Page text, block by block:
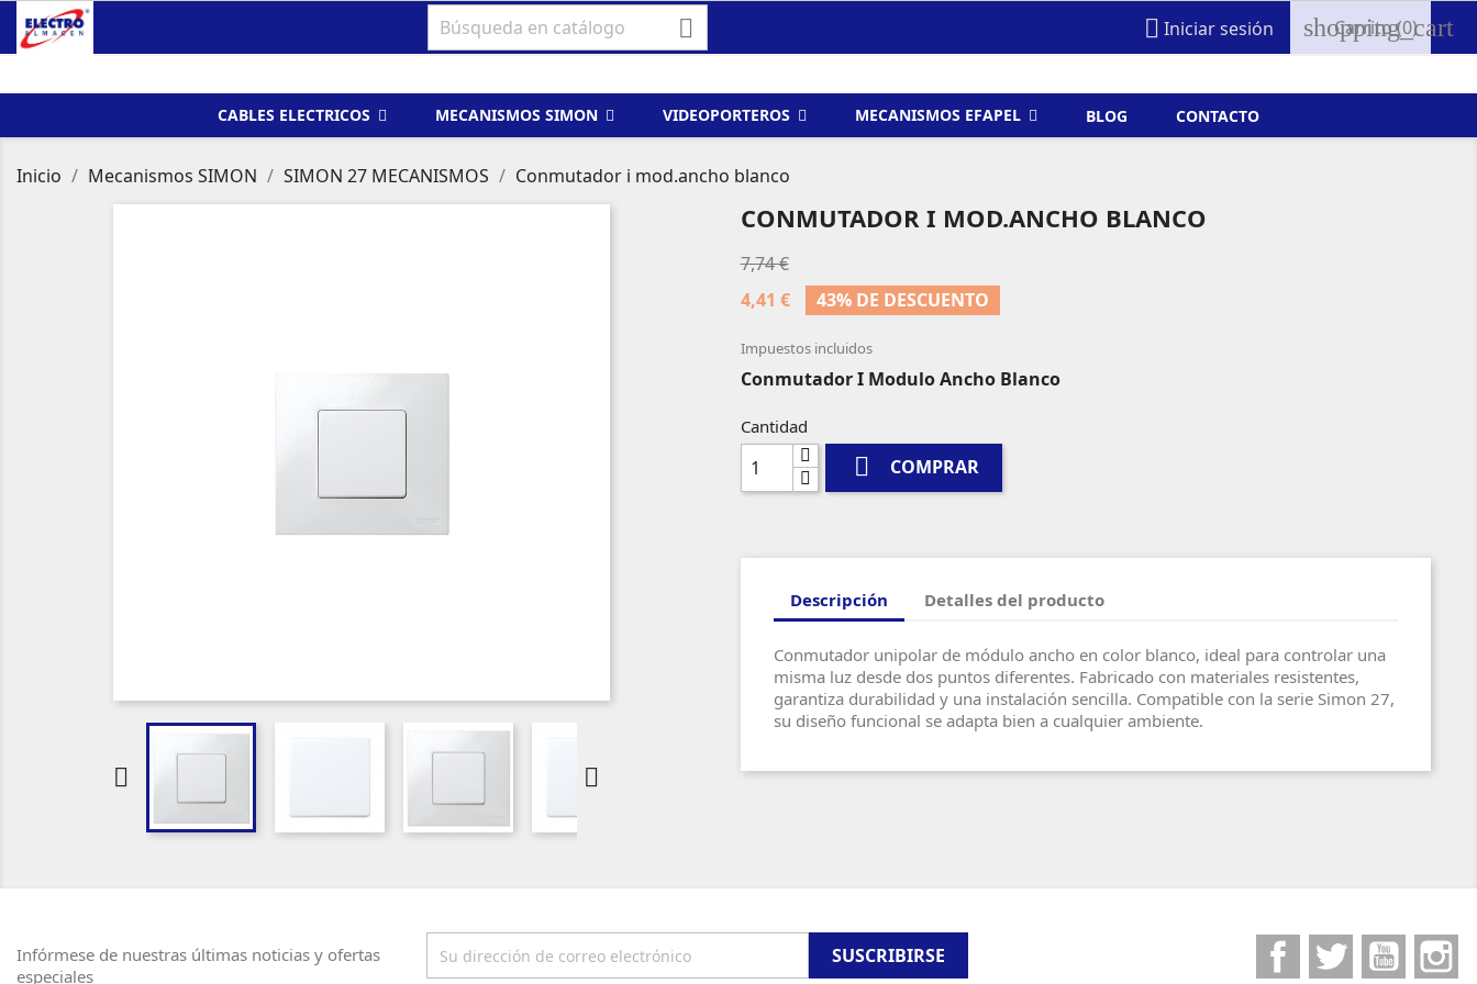
  Iniciar sesión shopping_cart
Carrito(0)
CABLES ELECTRICOS MECANISMOS SIMON VIDEOPORTEROS MECANISMOS EFAPEL BLOG CONTACTO
Inicio Mecanismos SIMON SIMON 27 MECANISMOS Conmutador i mod.ancho blanco
 
CONMUTADOR I MOD.ANCHO BLANCO
7,74 €
4,41 €
43% DE DESCUENTO
Impuestos incluidos
Conmutador I Modulo Ancho Blanco
Cantidad
 COMPRAR
Descripción Detalles del producto
Conmutador unipolar de módulo ancho en color blanco, ideal para controlar una
misma luz desde dos puntos diferentes. Fabricado con materiales resistentes,
garantiza durabilidad y una instalación sencilla. Compatible con la serie Simon 27,
su diseño funcional se adapta bien a cualquier ambiente.
Infórmese de nuestras últimas noticias y ofertas
especiales
FacebookTwitter YouTube